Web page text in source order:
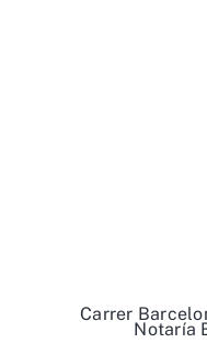
Notaría
Carrer